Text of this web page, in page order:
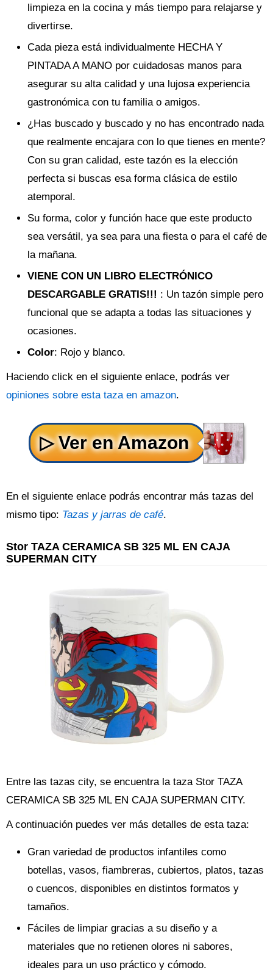
limpieza en la cocina y más tiempo para relajarse y
divertirse.
Cada pieza está individualmente HECHA Y
PINTADA A MANO por cuidadosas manos para
asegurar su alta calidad y una lujosa experiencia
gastronómica con tu familia o amigos.
¿Has buscado y buscado y no has encontrado nada
que realmente encajara con lo que tienes en mente?
Con su gran calidad, este tazón es la elección
perfecta si buscas esa forma clásica de estilo
atemporal.
Su forma, color y función hace que este producto
sea versátil, ya sea para una fiesta o para el café de
la mañana.
VIENE CON UN LIBRO ELECTRÓNICO
DESCARGABLE GRATIS!!! : Un tazón simple pero
funcional que se adapta a todas las situaciones y
ocasiones.
Color: Rojo y blanco.
Haciendo click en el siguiente enlace, podrás ver
opiniones sobre esta taza en amazon.
En el siguiente enlace podrás encontrar más tazas del
mismo tipo: Tazas y jarras de café.
Stor TAZA CERAMICA SB 325 ML EN CAJA
SUPERMAN CITY
Entre las tazas city, se encuentra la taza Stor TAZA
CERAMICA SB 325 ML EN CAJA SUPERMAN CITY.
A continuación puedes ver más detalles de esta taza:
Gran variedad de productos infantiles como
botellas, vasos, fiambreras, cubiertos, platos, tazas
o cuencos, disponibles en distintos formatos y
tamaños.
Fáciles de limpiar gracias a su diseño y a
materiales que no retienen olores ni sabores,
ideales para un uso práctico y cómodo.